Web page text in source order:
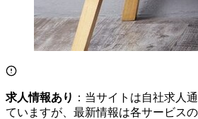
求人情報あり ：当サイトは自社求人
ていますが、最新情報は各サービス